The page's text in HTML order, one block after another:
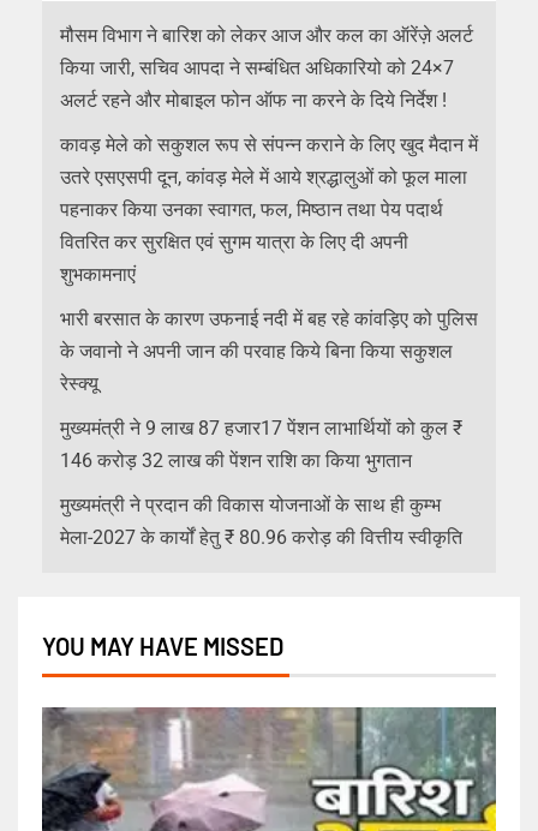
मौसम विभाग ने बारिश को लेकर आज और कल का ऑरेंज़े अलर्ट
किया जारी, सचिव आपदा ने सम्बंधित अधिकारियो को 24×7
अलर्ट रहने और मोबाइल फोन ऑफ ना करने के दिये निर्देश !
कावड़ मेले को सकुशल रूप से संपन्न कराने के लिए खुद मैदान में
उतरे एसएसपी दून, कांवड़ मेले में आये श्रद्धालुओं को फूल माला
पहनाकर किया उनका स्वागत, फल, मिष्ठान तथा पेय पदार्थ
वितरित कर सुरक्षित एवं सुगम यात्रा के लिए दी अपनी
शुभकामनाएं
भारी बरसात के कारण उफनाई नदी में बह रहे कांवड़िए को पुलिस
के जवानो ने अपनी जान की परवाह किये बिना किया सकुशल
रेस्क्यू
मुख्यमंत्री ने 9 लाख 87 हजार17 पेंशन लाभार्थियों को कुल ₹
146 करोड़ 32 लाख की पेंशन राशि का किया भुगतान
मुख्यमंत्री ने प्रदान की विकास योजनाओं के साथ ही कुम्भ
मेला-2027 के कार्यों हेतु ₹ 80.96 करोड़ की वित्तीय स्वीकृति
YOU MAY HAVE MISSED